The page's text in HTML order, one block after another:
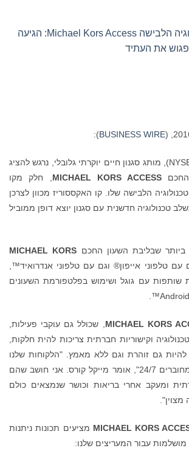
מציגים את הטכנולוגיה הלבישה Michael Kors Access: הגיעה
את העתיד
BUSINESS WIRE
):
מייקל קורס (NYSE:KORS), מותג סגנון חיים יוקרתי גלובלי, נרגש להציג
MICHAEL KORS ACCESS , חלק מקו
הלבישה שלו. קו האקססוריז מכוון לצרכן
טכנולוגיה חדשנית עם סגנון יוצא דופן ממוביל
ביותר שבליבת השעון החכם MICHAEL KORS
עם טלפוני אייפון® וגם עם טלפוני אנדרואיד™,
עם גוגל ושימוש בפלטפורמת השעונים
MICHAEL KORS, שכולל גם עוקבי פעילות,
וקישוריות חברתית צריכות להית חלקות,
להיות גם זוהרת וגם ללא מאמץ. "הלקוחות שלנו
אוהבים אופנה והם מחוברים 24/7", אומר מייקל קורס. אני חושב שהם
ומעקב אחרי בריאות וכושר שנמצאים כולם
MICHAEL KORS מציעים תכונות ניתנות
עבור המעריצים שלנו: